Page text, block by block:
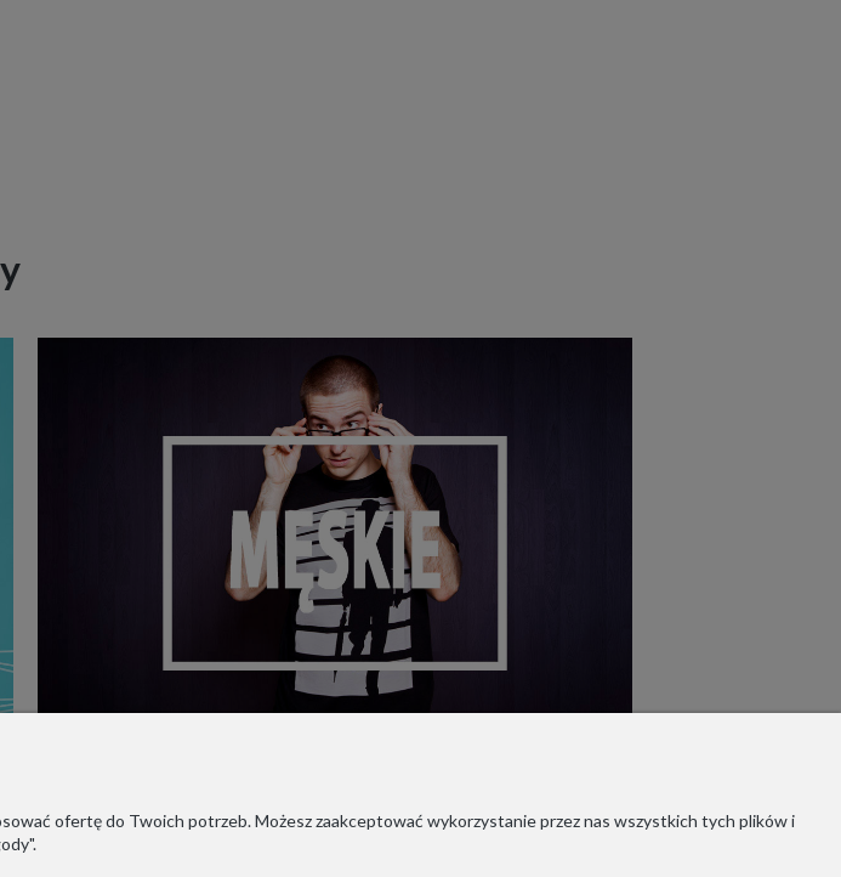
ofertę do Twoich potrzeb. Możesz zaakceptować wykorzystanie przez nas wszystkich tych plików i